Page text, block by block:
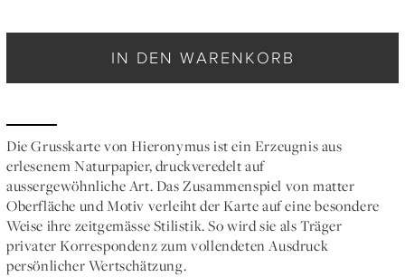
IN DEN WARENKORB
Die Grusskarte von Hieronymus ist ein Erzeugnis aus
erlesenem Naturpapier, druckveredelt auf
aussergewöhnliche Art. Das Zusammenspiel von matter
Oberfläche und Motiv verleiht der Karte auf eine besondere
Weise ihre zeitgemässe Stilistik. So wird sie als Träger
privater Korrespondenz zum vollendeten Ausdruck
persönlicher Wertschätzung.